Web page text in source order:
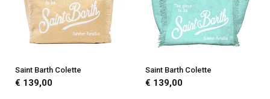
Saint Barth Colette
€ 139,00
Saint Barth Colette
€ 139,00